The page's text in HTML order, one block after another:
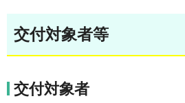
交付対象者等
交付対象者